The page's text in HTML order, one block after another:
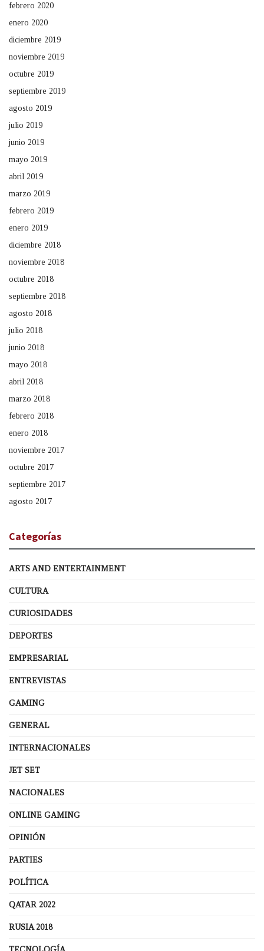
febrero 2020
enero 2020
diciembre 2019
noviembre 2019
octubre 2019
septiembre 2019
agosto 2019
julio 2019
junio 2019
mayo 2019
abril 2019
marzo 2019
febrero 2019
enero 2019
diciembre 2018
noviembre 2018
octubre 2018
septiembre 2018
agosto 2018
julio 2018
junio 2018
mayo 2018
abril 2018
marzo 2018
febrero 2018
enero 2018
noviembre 2017
octubre 2017
septiembre 2017
agosto 2017
Categorías
ARTS AND ENTERTAINMENT
CULTURA
CURIOSIDADES
DEPORTES
EMPRESARIAL
ENTREVISTAS
GAMING
GENERAL
INTERNACIONALES
JET SET
NACIONALES
ONLINE GAMING
OPINIÓN
PARTIES
POLÍTICA
QATAR 2022
RUSIA 2018